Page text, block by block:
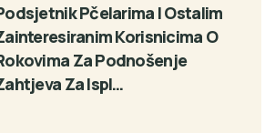
Pčelarima I Ostalim
Korisnicima O
Za Podnošenje
Za Ispl…